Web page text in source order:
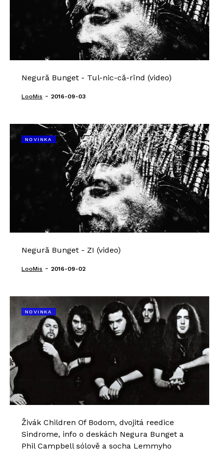
Negură Bunget - Tul-nic-că-rînd (video)
LooMis - 2016-09-03
NOVINKA
Negură Bunget - ZI (video)
LooMis - 2016-09-02
NOVINKA
Živák Children Of Bodom, dvojitá reedice
Sindrome, info o deskách Negura Bunget a
Phil Campbell sólově a socha Lemmyho